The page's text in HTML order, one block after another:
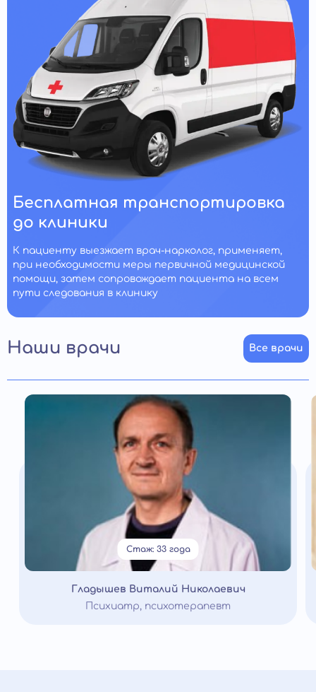
Бесплатная транспортировка
до клиники
К пациенту выезжает врач-нарколог, применяет,
при необходимости меры первичной медицинской
помощи, затем сопровождает пациента на всем
пути следования в клинику
Наши врачи Все врачи
Стаж: 33 года
Гладышев Виталий Николаевич
Психиатр, психотерапевт